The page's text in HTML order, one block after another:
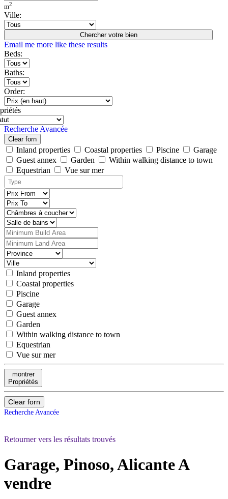
m2
Ville:
Chercher votre bien
Email me more like these results
Beds:
Baths:
Order:
Recherche Avancée
Clear forn
Inland properties Coastal properties Piscine
Garage
Guest annex
Garden
Within walking distance to town
Equestrian
Vue sur mer
Inland properties
Coastal properties
Piscine
Garage
Guest annex
Garden
Within walking distance to town
Equestrian
Vue sur mer
montrer
Propriétés
Clear forn
Recherche Avancée
Retourner vers les résultats trouvés
Garage, Pinoso, AlicanteA
vendre